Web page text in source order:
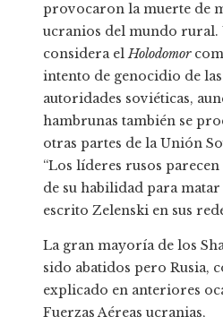
provocaron la muerte de
ucranios del mundo rural.
considera elHolodomor
intento de genocidio de las
autoridades soviéticas,
hambrunas también se
otras partes de la Unión
“Los líderes rusos
de su habilidad para matar
escrito Zelenski en sus
La gran mayoría de los
sido abatidos pero Rusia,
explicado en anteriores
Fuerzas Aéreas ucranias,